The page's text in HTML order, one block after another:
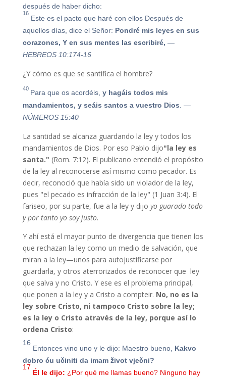
después de haber dicho:
16
Este es el pacto que haré con ellos Después de
aquellos días, dice el Señor: Pondré mis leyes en sus
corazones, Y en sus mentes las escribiré, —
HEBREOS 10:174-16
¿Y cómo es que se santifica el hombre?
40 Para que os acordéis, y hagáis todos mis
mandamientos, y seáis santos a vuestro Dios —
NÚMEROS 15:40
La santidad se alcanza guardando la ley y todos los
mandamientos de Dios. Por eso Pablo dijo"la ley es
santa." (Rom. 7:12). El publicano entendió el propósito
de la ley al reconocerse así mismo como pecador. Es
decir, reconoció que había sido un violador de la ley,
pues "el pecado es infracción de la ley" (1 Juan 3:4). El
fariseo, por su parte, fue a la ley y dijo yo guarado todo
y por tanto yo soy justo.
Y ahí está el mayor punto de divergencia que tienen los
que rechazan la ley como un medio de salvación, que
miran a la ley—unos para autojustificarse por
guardarla, y otros aterrorizados de reconocer que ley
que salva y no Cristo. Y ese es el problema principal,
que ponen a la ley y a Cristo a compteir. No, no es la
ley sobre Cristo, ni tampoco Cristo sobre la ley;
es la ley o Cristo através de la ley, porque así lo
ordena Cristo:
16
Entonces vino uno y le dijo: Maestro bueno, Kakvo
dobro ću učiniti da imam život vječni?
17
Él le dijo: ¿Por qué me llamas bueno? Ninguno hay